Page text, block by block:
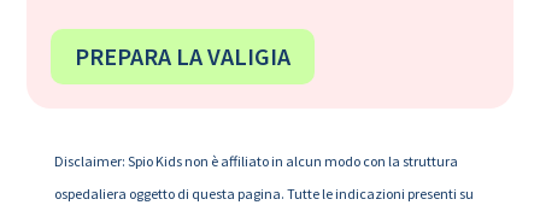
PREPARA LA VALIGIA
Disclaimer: Spio Kids non è affiliato in alcun modo con la struttura
ospedaliera oggetto di questa pagina. Tutte le indicazioni presenti su